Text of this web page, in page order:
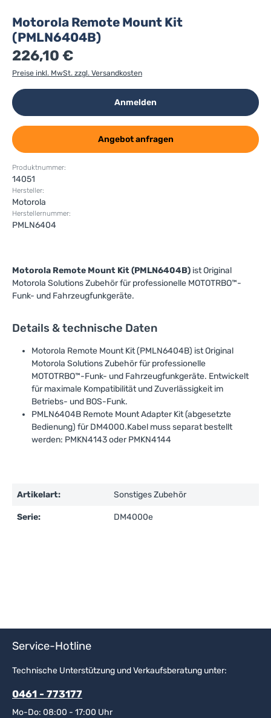
Motorola Remote Mount Kit
(PMLN6404B)
226,10 €
Preise inkl. MwSt. zzgl. Versandkosten
Anmelden
Angebot anfragen
Produktnummer:
14051
Hersteller:
Motorola
Herstellernummer:
PMLN6404
Motorola Remote Mount Kit (PMLN6404B) ist Original
Motorola Solutions Zubehör für professionelle MOTOTRBO™-
Funk- und Fahrzeugfunkgeräte.
Details & technische Daten
Motorola Remote Mount Kit (PMLN6404B) ist Original
Motorola Solutions Zubehör für professionelle
MOTOTRBO™-Funk- und Fahrzeugfunkgeräte. Entwickelt
für maximale Kompatibilität und Zuverlässigkeit im
Betriebs- und BOS-Funk.
PMLN6404B Remote Mount Adapter Kit (abgesetzte
Bedienung) für DM4000.Kabel muss separat bestellt
werden: PMKN4143 oder PMKN4144
Artikelart: Sonstiges Zubehör
Serie: DM4000e
Service-Hotline
Technische Unterstützung und Verkaufsberatung unter:
0461 - 773177
Mo-Do: 08:00 - 17:00 Uhr